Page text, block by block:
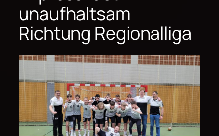
unaufhaltsam
Richtung Regionalliga